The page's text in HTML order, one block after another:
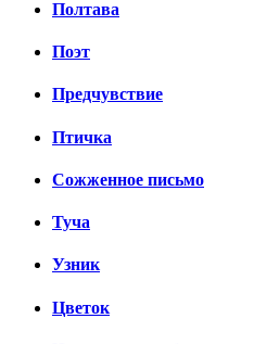
Полтава
Поэт
Предчувствие
Птичка
Сожженное письмо
Туча
Узник
Цветок